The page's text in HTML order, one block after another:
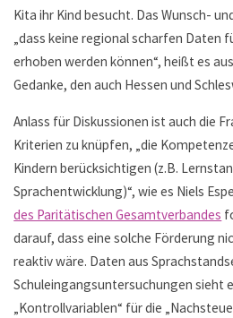
Kita ihr Kind besucht. Das Wunsch-
„dass keine regional scharfen Daten
erhoben werden können“, heißt es
Gedanke, den auch Hessen und
Anlass für Diskussionen ist auch die
Kriterien zu knüpfen, „die
Kindern berücksichtigen (z.B.
Sprachentwicklung)“, wie es Niels
des Paritätischen Gesamtverbandes
darauf, dass eine solche Förderung
reaktiv wäre. Daten aus
Schuleingangsuntersuchungen sieht
„Kontrollvariablen“ für die